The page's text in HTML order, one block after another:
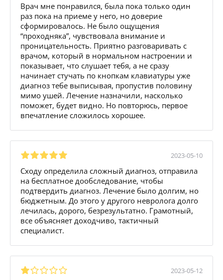
Врач мне понравился, была пока только один
раз пока на приеме у него, но доверие
сформировалось. Не было ощущения
“проходняка”, чувствовала внимание и
проницательность. Приятно разговаривать с
врачом, который в нормальном настроении и
показывает, что слушает тебя, а не сразу
начинает стучать по кнопкам клавиатуры уже
диагноз тебе выписывая, пропустив половину
мимо ушей. Лечение назначили, насколько
поможет, будет видно. Но повторюсь, первое
впечатление сложилось хорошее.
2023-05-10
Сходу определила сложный диагноз, отправила
на бесплатное дообследование, чтобы
подтвердить диагноз. Лечение было долгим, но
бюджетным. До этого у другого невролога долго
лечилась, дорого, безрезультатно. Грамотный,
все объясняет доходчиво, тактичный
специалист.
2023-05-12